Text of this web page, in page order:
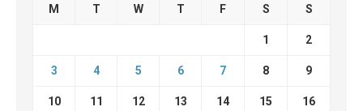
M T W T F S S
1 2
3 4 5 6 7 8 9
10 11 12 13 14 15 16